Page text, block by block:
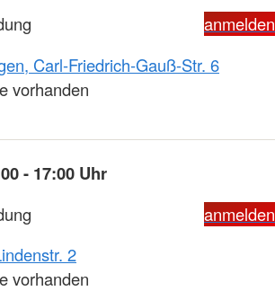
anmelden
Carl-Friedrich-Gauß-Str. 6
vorhanden
- 17:00 Uhr
anmelden
2
vorhanden